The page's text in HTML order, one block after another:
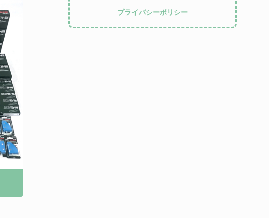
プライバシーポリシー